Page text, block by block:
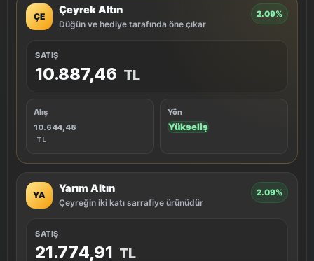
ÇE
Çeyrek Altın
Düğün ve hediye tarafında öne çıkar
2.09%
SATIŞ
10.887,46 TL
Alış
10.644,48
TL
Yön
Yükseliş
YA
Yarım Altın
Çeyreğin iki katı sarrafiye ürünüdür
2.09%
SATIŞ
21.774,91 TL